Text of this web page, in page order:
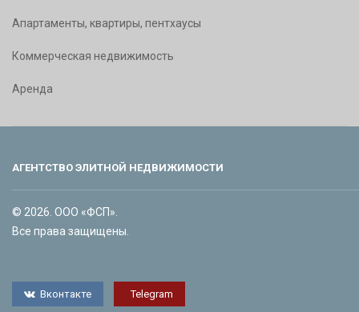
Апартаменты, квартиры, пентхаусы
Коммерческая недвижимость
Аренда
АГЕНТСТВО ЭЛИТНОЙ НЕДВИЖИМОСТИ
© 2026. ООО «ФСП».
Все права защищены.
Вконтакте Telegram